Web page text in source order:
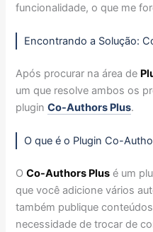
funcionalidade, o que me
Encontrando a Solução:
Após procurar na área de
um que resolve ambos os
pluginCo-Authors Plus.
O que é o Plugin Co-
OCo-Authors Plus é um
que você adicione vários
também publique
necessidade de trocar de